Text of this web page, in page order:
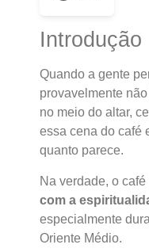
Introdução
Quando a gente
provavelmente
no meio do altar,
essa cena do café
quanto parece.
Na verdade, o café
com a
especialmente
Oriente Médio.